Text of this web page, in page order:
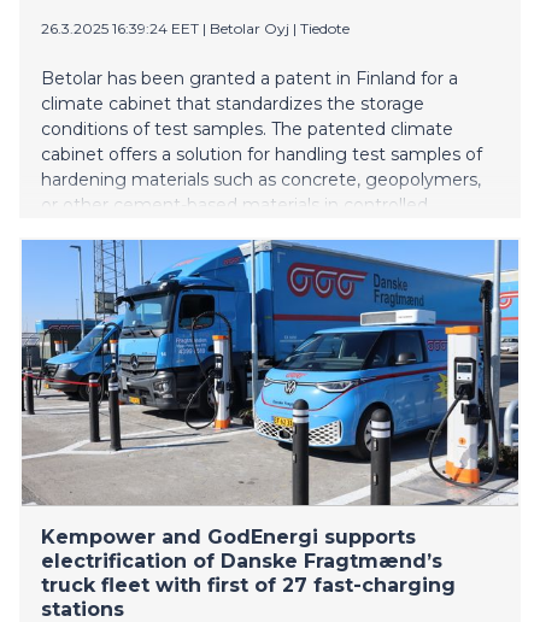
26.3.2025 16:39:24 EET | Betolar Oyj | Tiedote
Betolar has been granted a patent in Finland for a
climate cabinet that standardizes the storage
conditions of test samples. The patented climate
cabinet offers a solution for handling test samples of
hardening materials such as concrete, geopolymers,
or other cement-based materials in controlled
temperature and humidity of test samples, which is an
essential factor in ensuring durability and performance.
The device allows for a large storage capacity of
samples with a small floor area and can be placed in
normal dry room laboratory facilities or, for example, in
movable laboratories.
Kempower and GodEnergi supports
electrification of Danske Fragtmænd’s
truck fleet with first of 27 fast-charging
stations